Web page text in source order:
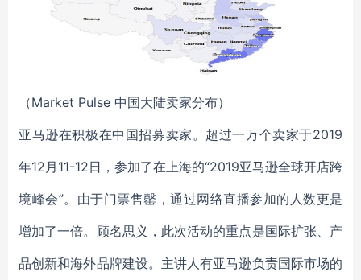
（Market Pulse 中国大陆卖家分布）
亚马逊在积极在中国招募卖家。超过一万个卖家于2019
年12月11-12日，参加了在上海的“2019亚马逊全球开店跨
境峰会”。由于门票售罄，通过网络直播参加的人数更是
增加了一倍。顾名思义，此次活动的重点是国际扩张、产
品创新和海外品牌建设。主讲人有亚马逊负责国际市场的